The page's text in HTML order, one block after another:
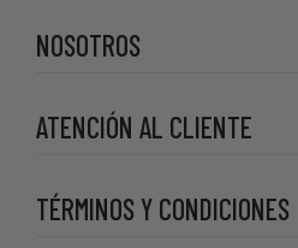
NOSOTROS
ATENCIÓN AL CLIENTE
TÉRMINOS Y CONDICIONES